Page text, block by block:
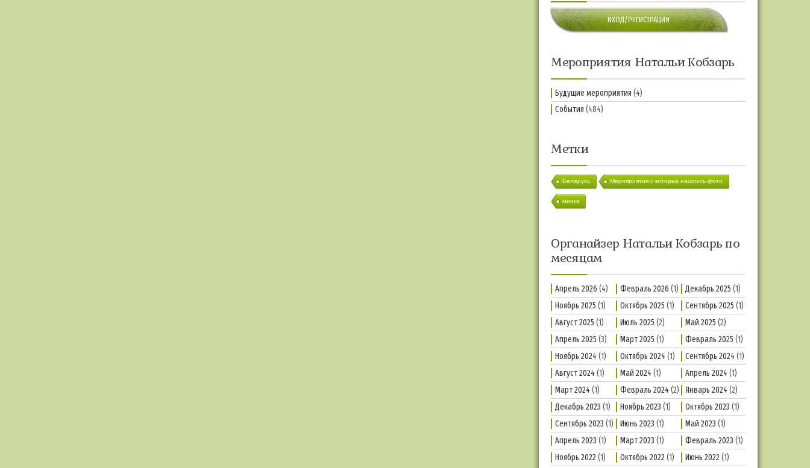
ВХОД/РЕГИСТРАЦИЯ
Мероприятия Натальи Кобзарь
Будущие мероприятия (4)
События (484)
Метки
Беларусь Мероприятия с которых нашлись фото
минск
Органайзер Натальи Кобзарь по
месяцам
Апрель 2026 (4) Февраль 2026 (1) Декабрь 2025 (1)
Ноябрь 2025 (1) Октябрь 2025 (1) Сентябрь 2025 (1)
Август 2025 (1) Июль 2025 (2) Май 2025 (2)
Апрель 2025 (3) Март 2025 (1) Февраль 2025 (1)
Ноябрь 2024 (1) Октябрь 2024 (1) Сентябрь 2024 (1)
Август 2024 (1) Май 2024 (1) Апрель 2024 (1)
Март 2024 (1) Февраль 2024 (2) Январь 2024 (2)
Декабрь 2023 (1) Ноябрь 2023 (1) Октябрь 2023 (1)
Сентябрь 2023 (1) Июнь 2023 (1) Май 2023 (1)
Апрель 2023 (1) Март 2023 (1) Февраль 2023 (1)
Ноябрь 2022(1) Октябрь 2022(1) Июнь 2022(1)